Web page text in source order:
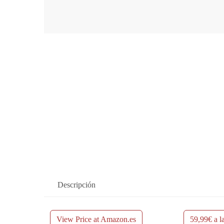
Descripción
View Price at Amazon.es 59,99€ a